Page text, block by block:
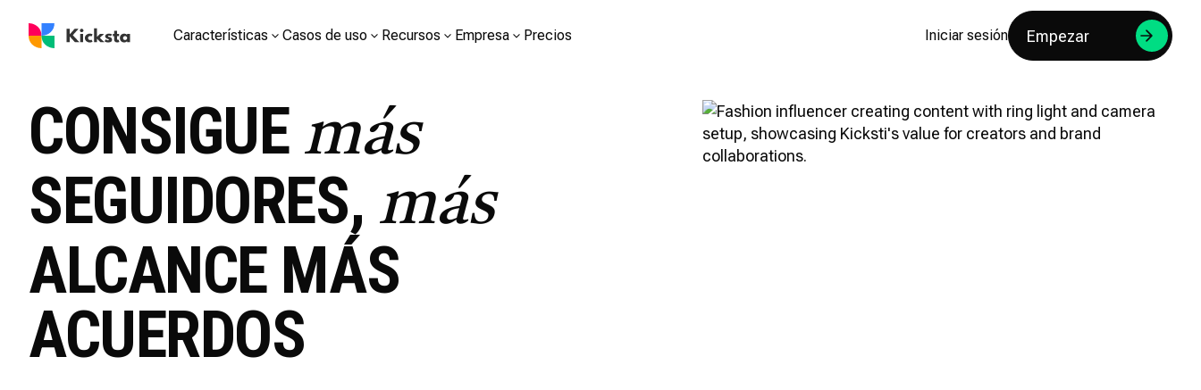
Características Casos de uso Recursos Empresa Precios Iniciar sesión Empezar
CONSIGUE más
SEGUIDORES, más
ALCANCE MÁS
ACUERDOS